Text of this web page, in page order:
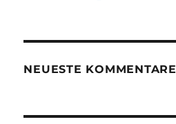
NEUESTE KOMMENTARE